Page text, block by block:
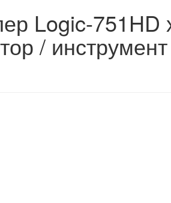
Logic-751HD
/